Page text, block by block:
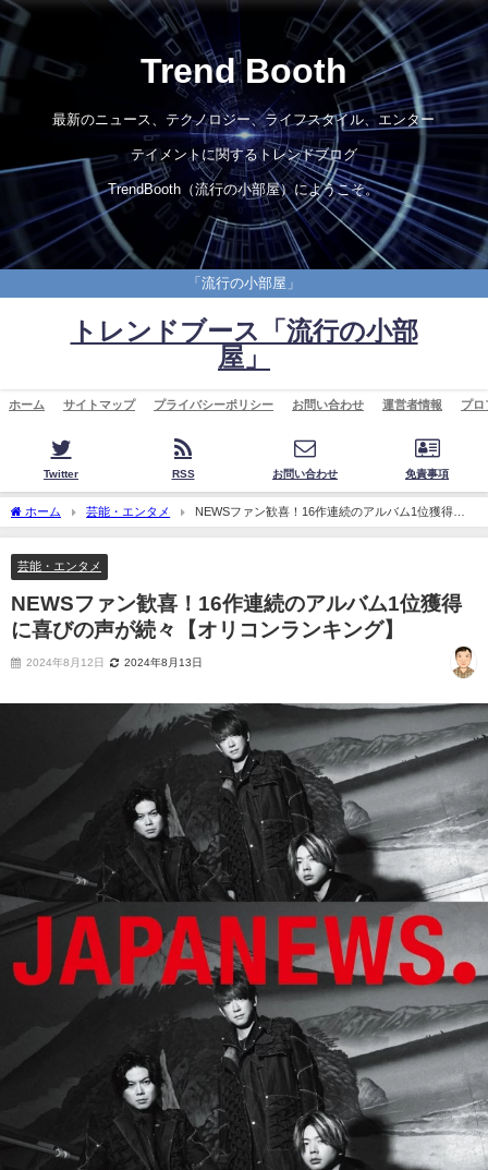
Trend Booth
最新のニュース、テクノロジー、ライフスタイル、エンター
テイメントに関するトレンドブログ
TrendBooth（流行の小部屋）にようこそ。
「流行の小部屋」
トレンドブース「流行の小部
屋」
ホーム サイトマップ プライバシーポリシー お問い合わせ 運営者情報 プロ
Twitter RSS お問い合わせ 免責事項
ホーム 芸能・エンタメ
NEWSファン歓喜！16作連続のアルバム1位獲得に
喜びの声が続々【オリコンランキング】
芸能・エンタメ
NEWSファン歓喜！16作連続のアルバム1位獲得
に喜びの声が続々【オリコンランキング】
2024年8月12日 2024年8月13日